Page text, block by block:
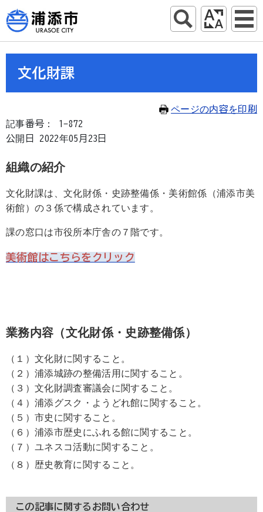
文化財課
ページの内容を印刷
記事番号： 1-872
公開日 2022年05月23日
組織の紹介
文化財課は、文化財係・史跡整備係・美術館係（浦添市美
術館）の３係で構成されています。
課の窓口は市役所本庁舎の７階です。
美術館はこちらをクリック
業務内容（文化財係・史跡整備係）
（１）文化財に関すること。
（２）浦添城跡の整備活用に関すること。
（３）文化財調査審議会に関すること。
（４）浦添グスク・ようどれ館に関すること。
（５）市史に関すること。
（６）浦添市歴史にふれる館に関すること。
（７）ユネスコ活動に関すること。
（８）歴史教育に関すること。
この記事に関するお問い合わせ